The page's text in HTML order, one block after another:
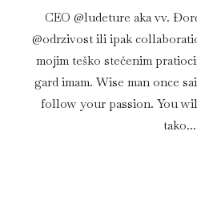
CEO @ludeture aka vv.
@odrzivost ili ipak
mojim teško stečenim
gard imam. Wise man once
follow your passion. You
tako...